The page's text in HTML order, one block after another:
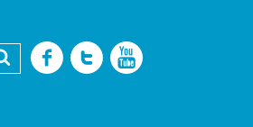
Buscar Facebook
Twitter